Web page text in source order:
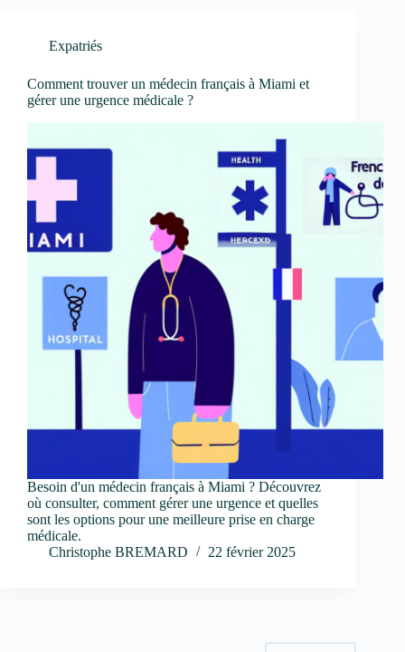
Expatriés
Comment trouver un médecin français à Miami et
gérer une urgence médicale ?
Besoin d'un médecin français à Miami ? Découvrez
où consulter, comment gérer une urgence et quelles
sont les options pour une meilleure prise en charge
médicale.
Christophe BREMARD
22 février 2025